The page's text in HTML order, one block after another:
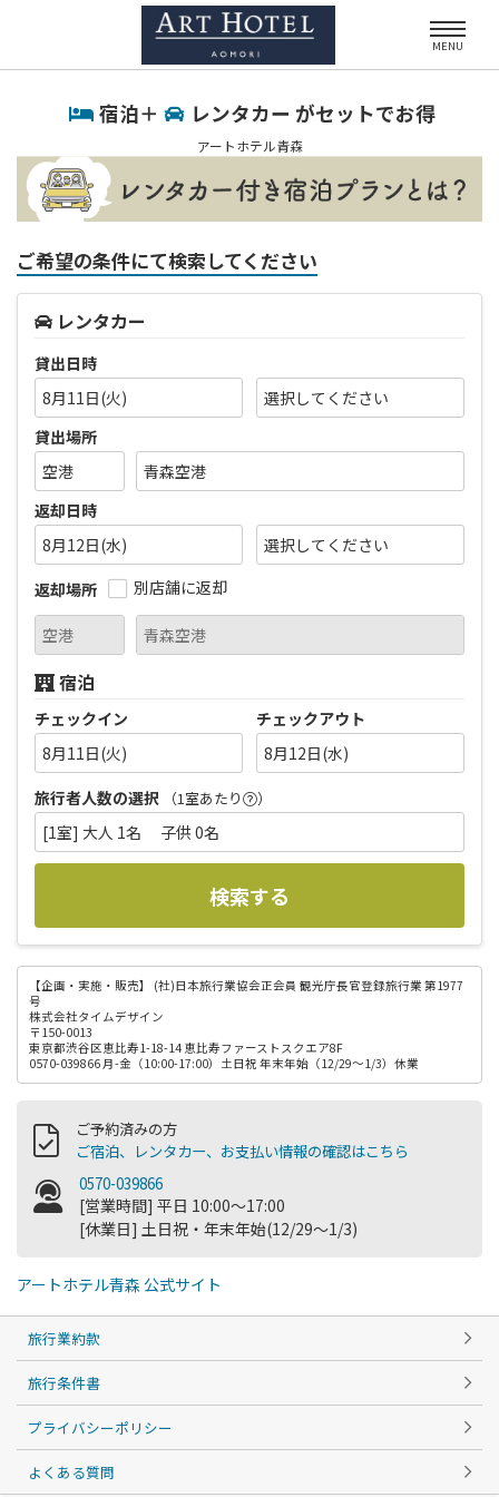
MENU
宿泊＋ レンタカー がセットでお得
アートホテル青森
ご希望の条件にて検索してください
レンタカー
貸出日時
8月11日(火)
貸出場所
返却日時
8月12日(水)
返却場所
別店舗に返却
宿泊
チェックイン
8月11日(火)
チェックアウト
8月12日(水)
旅行者人数の選択
（1室あたり ）
[1室] 大人 1名 子供 0名
検索する
【企画・実施・販売】
(社)日本旅行業協会正会員 観光庁長官登録旅行業 第1977
号
株式会社タイムデザイン
〒150-0013
東京都渋谷区恵比寿1-18-14 恵比寿ファーストスクエア8F
0570-039866 月-金（10:00-17:00）土日祝 年末年始（12/29～1/3）休業
ご予約済みの方
ご宿泊、レンタカー、お支払い情報の確認はこちら
0570-039866
[営業時間] 平日 10:00～17:00
[休業日] 土日祝・年末年始(12/29～1/3)
アートホテル青森 公式サイト
旅行業約款
旅行条件書
プライバシーポリシー
よくある質問